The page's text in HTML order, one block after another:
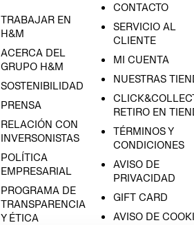
TRABAJAR EN
H&M
ACERCA DEL
GRUPO H&M
SOSTENIBILIDAD
PRENSA
RELACIÓN CON
INVERSONISTAS
POLÍTICA
EMPRESARIAL
PROGRAMA DE
TRANSPARENCIA
Y ÉTICA
CONTACTO
SERVICIO AL
CLIENTE
MI CUENTA
NUESTRAS
RETIRO EN
TÉRMINOS Y
CONDICIONES
AVISO DE
PRIVACIDAD
GIFT CARD
AVISO DE